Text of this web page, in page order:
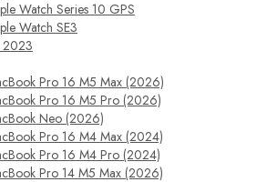
Watch Series 10 GPS
Watch SE3
2023
Pro 16 M5 Max (2026)
Pro 16 M5 Pro (2026)
Neo (2026)
Pro 16 M4 Max (2024)
Pro 16 M4 Pro (2024)
Pro 14 M5 Max (2026)